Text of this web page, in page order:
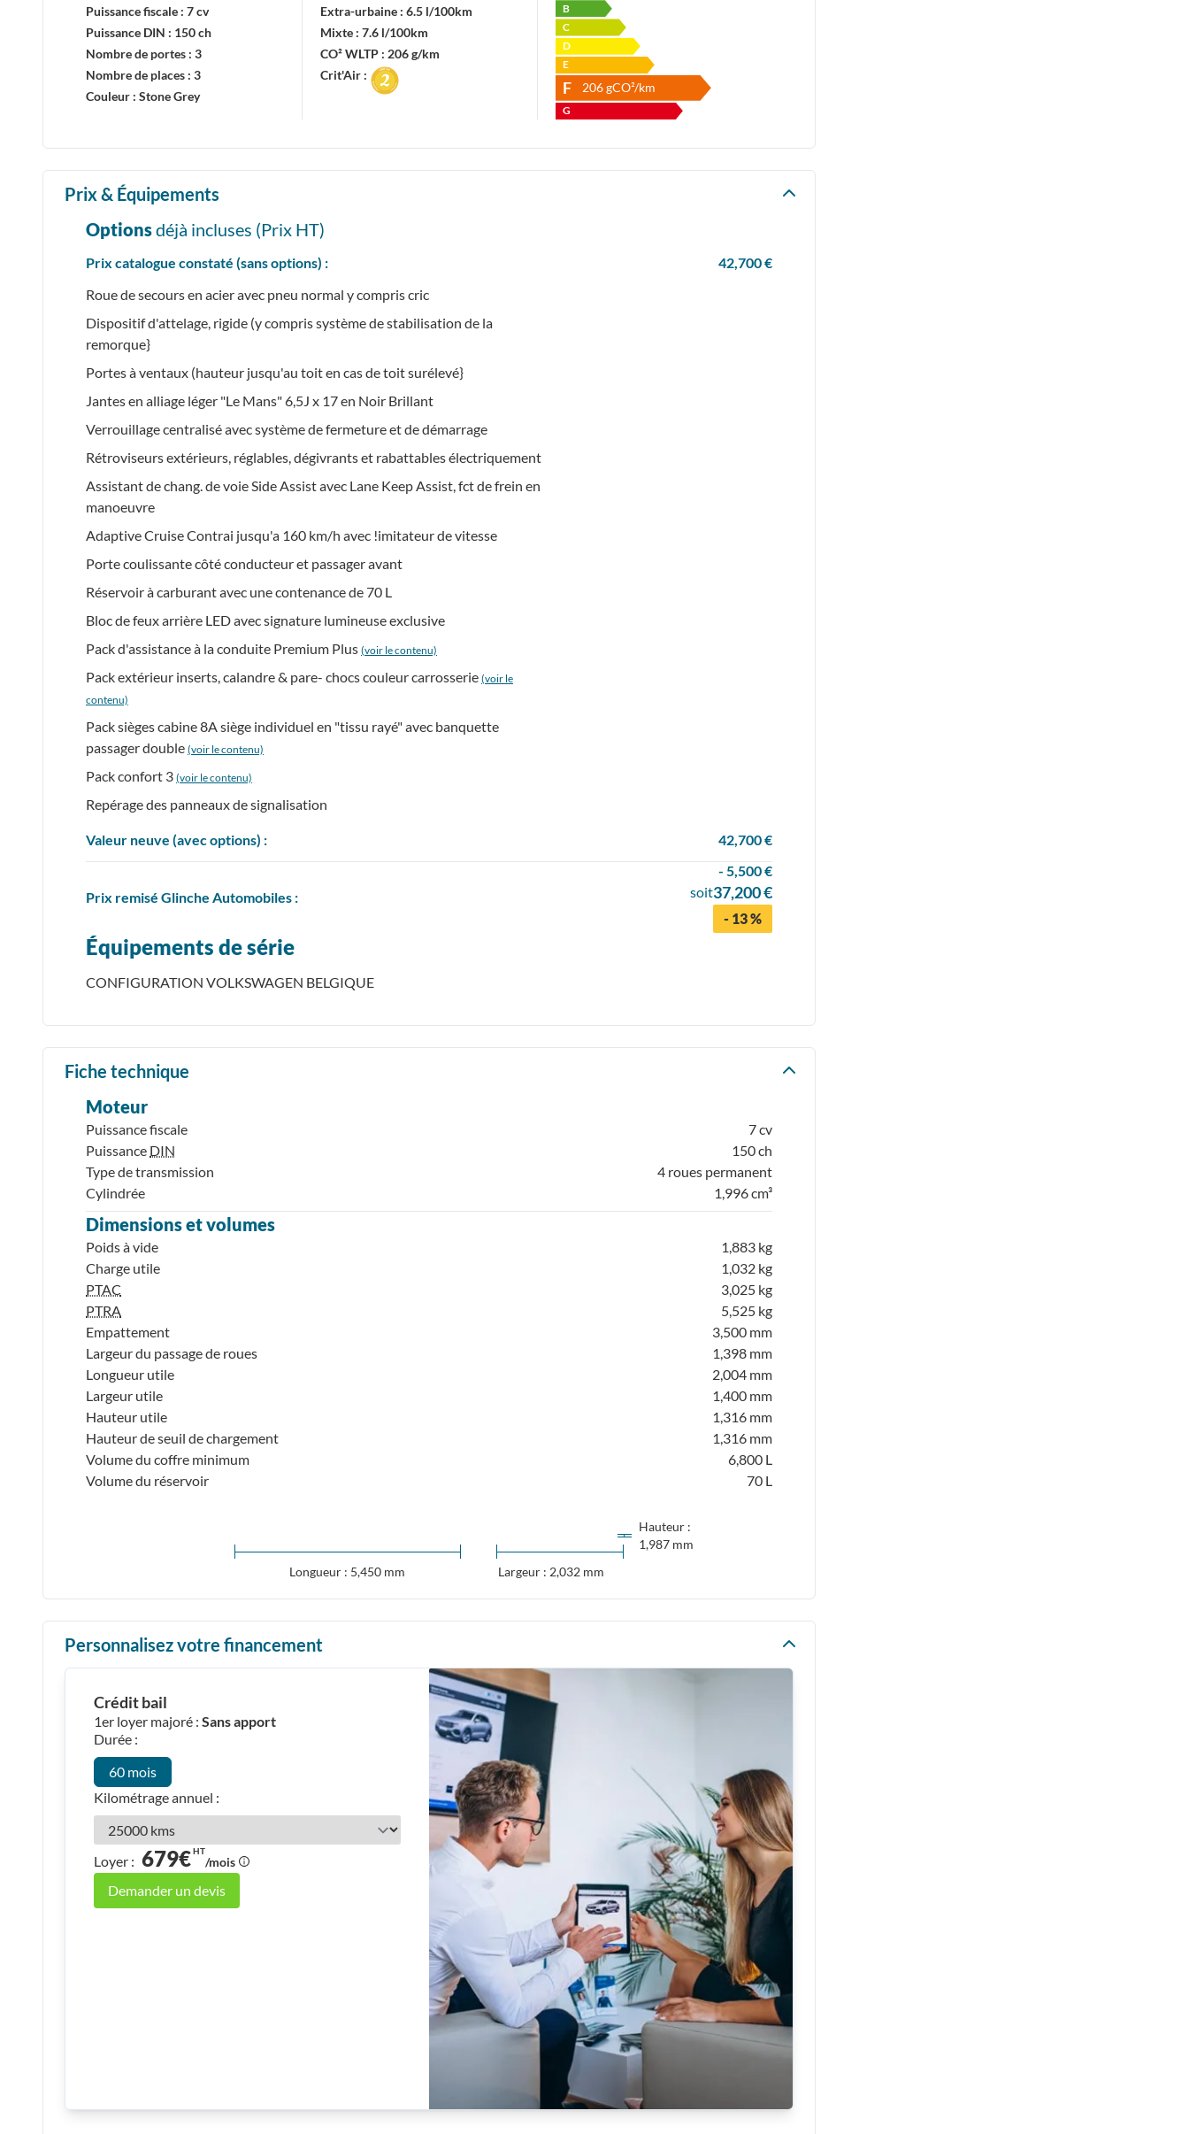
Puissance fiscale : 7 cv
Puissance DIN : 150 ch
Nombre de portes : 3
Nombre de places : 3
Couleur : Stone Grey
Extra-urbaine :6.5 l/100km
Mixte :7.6 l/100km
CO² WLTP : 206 g/km
Crit'Air :
B
C
D
E
F 206gCO²/km
G
Prix & Équipements
Optionsdéjà incluses (Prix HT)
Prix catalogue constaté (sans options) :
42,700 €
Roue de secours en acier avec pneu normal y compris cric
Dispositif d'attelage, rigide (y compris système de stabilisation de la
remorque}
Portes à ventaux (hauteur jusqu'au toit en cas de toit surélevé}
Jantes en alliage léger "Le Mans" 6,5J x 17 en Noir Brillant
Verrouillage centralisé avec système de fermeture et de démarrage
Rétroviseurs extérieurs, réglables, dégivrants et rabattables électriquement
Assistant de chang. de voie Side Assist avec Lane Keep Assist, fct de frein en
manoeuvre
Adaptive Cruise Contrai jusqu'a 160 km/h avec !imitateur de vitesse
Porte coulissante côté conducteur et passager avant
Réservoir à carburant avec une contenance de 70 L
Bloc de feux arrière LED avec signature lumineuse exclusive
Pack d'assistance à la conduite Premium Plus (voir le contenu)
Pack extérieur inserts, calandre & pare- chocs couleur carrosserie (voir le
contenu)
Pack sièges cabine 8A siège individuel en "tissu rayé" avec banquette
passager double (voir le contenu)
Pack confort 3 (voir le contenu)
Repérage des panneaux de signalisation
Valeur neuve (avec options) : 42,700 €
Prix remisé Glinche Automobiles :
- 5,500 €
soit37,200 €
- 13 %
Équipements de série
CONFIGURATION VOLKSWAGEN BELGIQUE
Fiche technique
Moteur
Puissance fiscale
7 cv
Puissance DIN
150 ch
Type de transmission
4 roues permanent
Cylindrée
1,996 cm³
Dimensions et volumes
Poids à vide
1,883 kg
Charge utile
1,032 kg
PTAC
3,025 kg
PTRA
5,525 kg
Empattement
3,500 mm
Largeur du passage de roues
1,398 mm
Longueur utile
2,004 mm
Largeur utile
1,400 mm
Hauteur utile
1,316 mm
Hauteur de seuil de chargement
1,316 mm
Volume du coffre minimum
6,800 L
Volume du réservoir
70 L
Longueur : 5,450 mm
Hauteur :
1,987 mm
Largeur : 2,032 mm
Personnalisez votre financement
Crédit bail
1er loyer majoré : Sans apport
Durée :
60 mois
Kilométrage annuel :
Loyer : 679€HT
/mois
Demander un devis